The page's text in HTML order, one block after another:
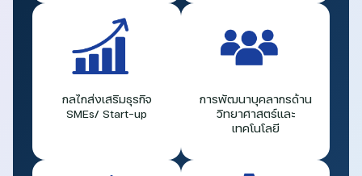
กลไกส่งเสริมธุรกิจ
SMEs/ Start-up
การพัฒนาบุคลากรด้าน
วิทยาศาสตร์และ
เทคโนโลยี